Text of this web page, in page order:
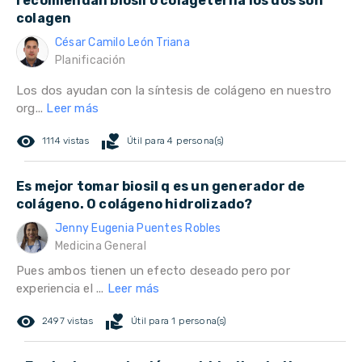
colagen
César Camilo León Triana
Planificación
Los dos ayudan con la síntesis de colágeno en nuestro
org... Leer más
remove_red_eye 1114 vistas volunteer_activism Útil para 4 persona(s)
Es mejor tomar biosil q es un generador de
colágeno. O colágeno hidrolizado?
Jenny Eugenia Puentes Robles
Medicina General
Pues ambos tienen un efecto deseado pero por
experiencia el ... Leer más
remove_red_eye 2497 vistas volunteer_activism Útil para 1 persona(s)